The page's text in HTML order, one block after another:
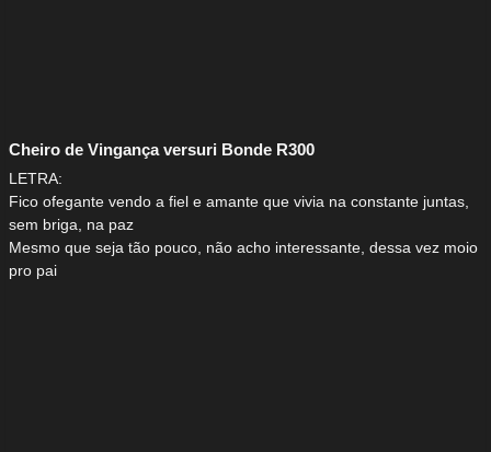
Cheiro de Vingança versuri Bonde R300
LETRA:
Fico ofegante vendo a fiel e amante que vivia na constante juntas,
sem briga, na paz
Mesmo que seja tão pouco, não acho interessante, dessa vez moio
pro pai